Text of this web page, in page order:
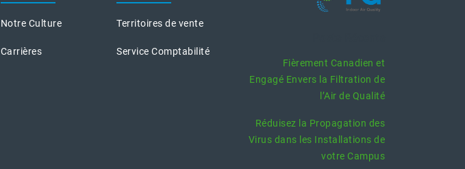
Notre Culture
Carrières
Territoires de vente
Service Comptabilité
Fièrement Canadien et
Engagé Envers la Filtration de
l’Air de Qualité
Réduisez la Propagation des
Virus dans les Installations de
votre Campus